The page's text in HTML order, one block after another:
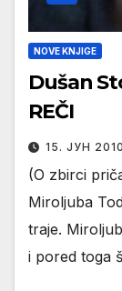
NOVE KNJIGE
Dušan
REČI
15. ЈУН
(O zbirci
Miroljuba
traje.
i pored toga